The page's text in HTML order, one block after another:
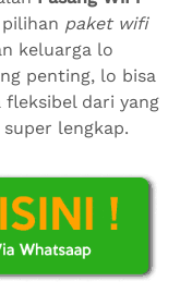
paket wifi
keluarga lo
penting, lo bisa
dari yang
super lengkap.